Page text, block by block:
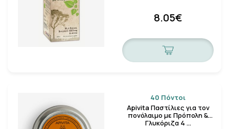
8.05€
40 Πόντοι
Apivita Παστίλιες για τον
πονόλαιμο με Πρόπολη &
Γλυκόριζα 4 …